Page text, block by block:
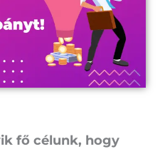
fő célunk, hogy